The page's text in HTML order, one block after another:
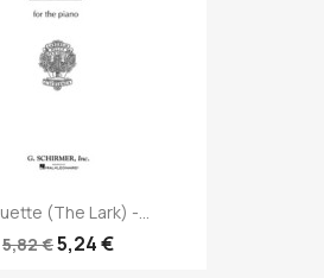
(The Lark) -...
5,82 €5,24 €